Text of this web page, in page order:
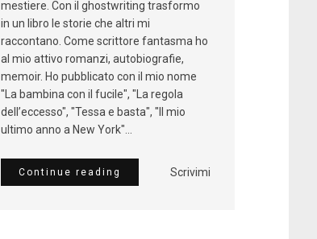
mestiere. Con il ghostwriting trasformo
in un libro le storie che altri mi
raccontano. Come scrittore fantasma ho
al mio attivo romanzi, autobiografie,
memoir. Ho pubblicato con il mio nome
"La bambina con il fucile", "La regola
dell’eccesso", "Tessa e basta", "Il mio
ultimo anno a New York"...
Scrivimi
Continue reading